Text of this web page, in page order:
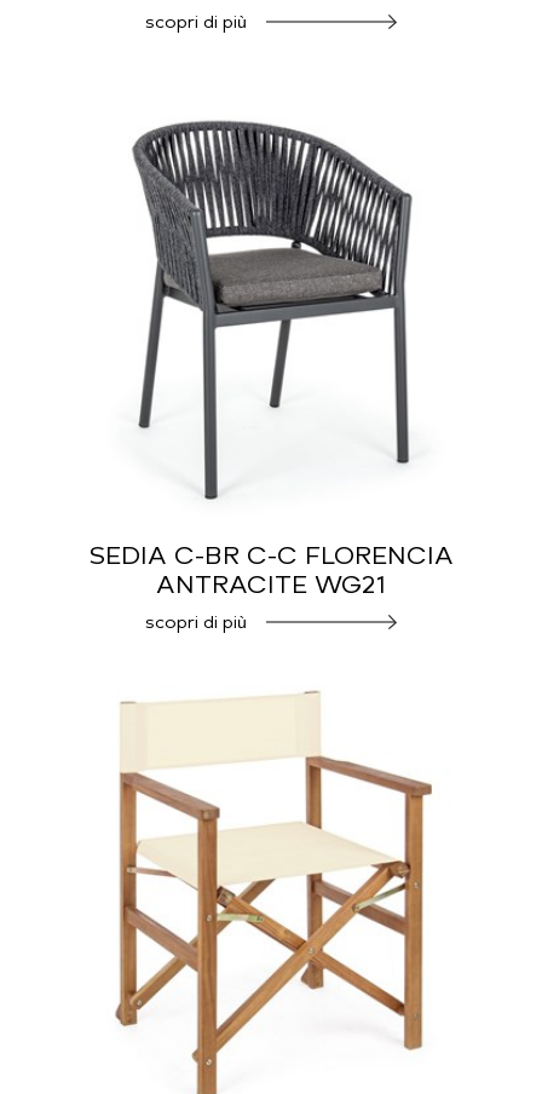
scopri di più
SEDIA C-BR C-C FLORENCIA
ANTRACITE WG21
scopri di più